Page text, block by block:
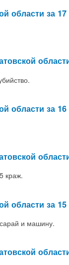
области за 17
области за 16
краж.
области за 15
и машину.